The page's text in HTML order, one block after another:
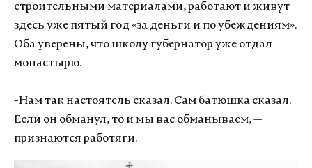
строительными материалами, работают и живут
здесь уже пятый год «за деньги и по убеждениям».
Оба уверены, что школу губернатор уже отдал
монастырю.
-Нам так настоятель сказал. Сам батюшка сказал.
Если он обманул, то и мы вас обманываем, —
признаются работяги.